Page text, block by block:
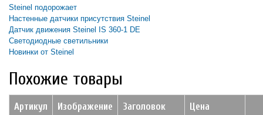
Steinel подорожает
Настенные датчики присутствия Steinel
Датчик движения Steinel IS 360-1 DE
Светодиодные светильники
Новинки от Steinel
Похожие товары
Артикул Изображение Заголовок Цена